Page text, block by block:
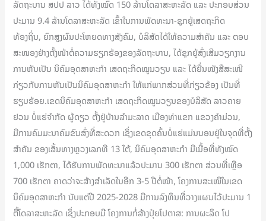
ລັດຖະບານ ສປປ ລາວ ໄດ້ທັງໝົດ 150 ລ້ານໂດລາສະຫະລັດ ແລະ ປະກອບສ່ວນ
ປະມານ 9.4 ລ້ານໂດລາສະຫະລັດ ເຂົ້າໃນການພັດທະນາ-ຊຸກຍູ້ເສດຖະກິດ
ທ້ອງຖິ່ນ, ຍົກສູງຜົນປະໂຫຍດທາງສັງຄົມ, ບໍລິສັດໄດ້ໃຫ້ຄວາມສຳຄັນ ແລະ ຕອບ
ສະໜອງຢ່າງຕັ້ງໜ້າຕໍ່ຄວາມຮຽກຮ້ອງຂອງລັດຖະບານ, ໄດ້ຊຸກຍູ້ສົ່ງເສີມວຽກງານ
ການຫັນເປັນ ນິຄົມອຸດສາຫະກຳ ເສດຖະກິດໝູນວຽນ ແລະ ໄດ້ຍື່ນໜັງສືສະເໜີ
ກ່ຽວກັບການຫັນເປັນນິຄົມອຸດສາຫະກຳ ໃຫ້ແກ່ພາກສ່ວນທີ່ກ່ຽວຂ້ອງ ເປັນທີ່
ຮຽບຮ້ອຍ.ເຂດນິຄົມອຸດສາຫະກຳ ເສດຖະກິດໝູນວຽນຂອງບໍລິສັດ ລາວຄາຍ
ຢວນ ບໍ່ແຮ່ຈຳກັດ ຜູ້ດຽວ ຕັ້ງຢູ່ບ້ານລຳມະລາດ ເມືອງທ່າແຂກ ແຂວງຄຳມ່ວນ,
ມີການຄົມມະນາຄົມຂົນສົ່ງທີ່ສະດວກ ເຊິ່ງເຂດຂຸດຄົ້ນບໍ່ແຮ່ແມ່ນນອນຢູ່ໃນຈຸດທີ່ຕັ້ງ
ສຳຄັນ ຂອງເສັ້ນທາງຫຼວງເລກທີ 13 ໃຕ້, ນິຄົມອຸດສາຫະກຳ ມີເນື້ອທີ່ທັງໝົດ
1,000 ເຮັກຕາ, ໄດ້ຮັບການພັດທະນາແລ້ວປະມານ 300 ເຮັກຕາ ສ່ວນທີ່ເຫຼືອ
700 ເຮັກຕາ ຄາດວ່າຈະສ້າງສຳເລັດໃນອີກ 3-5 ປີຕໍ່ໜ້າ, ໂຄງການສະເໜີໃນເຂດ
ນິຄົມອຸດສາຫະກຳ ນັບແຕ່ປີ 2025-2028 ມີການລົງທຶນທີ່ວາງແຜນໄວ້ປະມານ 1
ຕື້ໂດລາສະຫະລັດ ເຊິ່ງປະກອບມີ ໂຄງການກໍ່ສ້າງປຸ໋ຍໂປຕາສ: ການຜະລິດ ໂປ